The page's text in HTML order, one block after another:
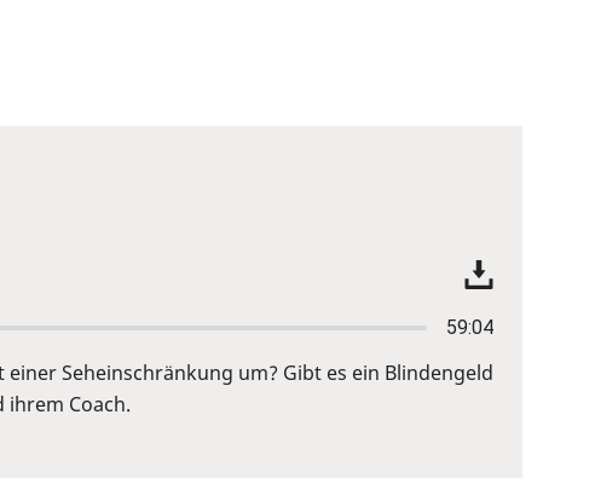
59:04
Seheinschränkung um? Gibt es ein Blindengeld
Coach.